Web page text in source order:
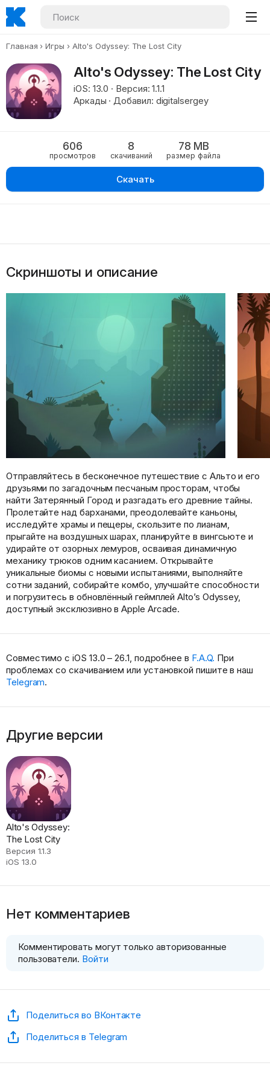
Главная Игры Alto's Odyssey: The Lost City
Alto's Odyssey: The Lost City
iOS: 13.0 · Версия: 1.1.1
Аркады · Добавил: digitalsergey
606
просмотров
8
скачиваний
78 MB
размер файла
Скачать
Скриншоты и описание
Отправляйтесь в бесконечное путешествие с Альто и его
друзьями по загадочным песчаным просторам, чтобы
найти Затерянный Город и разгадать его древние тайны.
Пролетайте над барханами, преодолевайте каньоны,
исследуйте храмы и пещеры, скользите по лианам,
прыгайте на воздушных шарах, планируйте в вингсьюте и
удирайте от озорных лемуров, осваивая динамичную
механику трюков одним касанием. Открывайте
уникальные биомы с новыми испытаниями, выполняйте
сотни заданий, собирайте комбо, улучшайте способности
и погрузитесь в обновлённый геймплей Alto’s Odyssey,
доступный эксклюзивно в Apple Arcade.
Совместимо с iOS 13.0 – 26.1, подробнее в F.A.Q. При
проблемах со скачиванием или установкой пишите в наш
Telegram.
Другие версии
Alto's Odyssey:
The Lost City
Версия 1.1.3
iOS 13.0
Нет комментариев
Комментировать могут только авторизованные
пользователи. Войти
Поделиться во ВКонтакте
Поделиться в Telegram